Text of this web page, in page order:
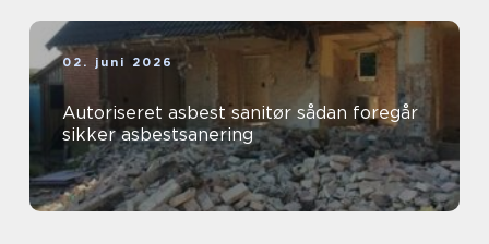
02. juni 2026
Autoriseret asbest sanitør sådan foregår
sikker asbestsanering